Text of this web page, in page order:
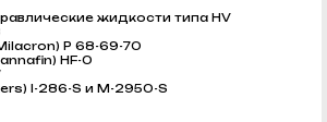
жидкости типа HV
P 68-69-70
HF-0
I-286-S и M-2950-S